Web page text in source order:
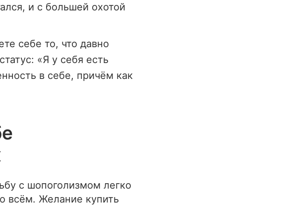
и с большей охотой
себе то, что давно
«Я у себя есть
в себе, причём как
с шопоголизмом легко
всём. Желание купить